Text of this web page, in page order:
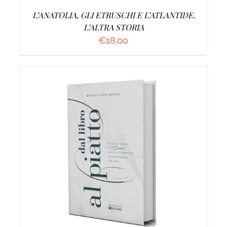
L’ANATOLIA, GLI ETRUSCHI E L’ATLANTIDE.
L’ALTRA STORIA
€18.00
AGGIUNGI AL CARRELLO